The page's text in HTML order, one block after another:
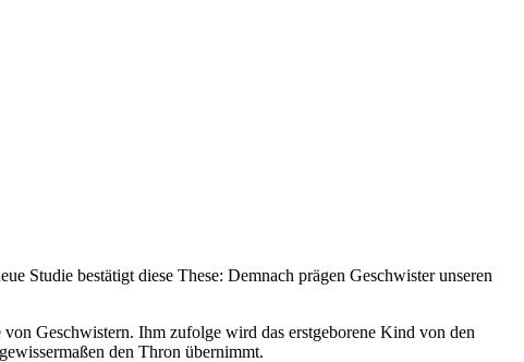
Studie bestätigt diese These: Demnach prägen Geschwister unseren
Geschwistern. Ihm zufolge wird das erstgeborene Kind von den
den Thron übernimmt.